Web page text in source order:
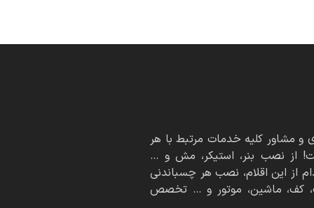
مشاور کلیه خدمات مرتبط با هر
از نصب بنر، استیکر، مش و …
از این اقلام، نصب هر چسباندنی
کف، ماشین، موتور و … تخصص